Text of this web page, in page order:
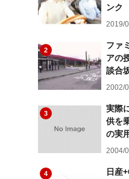
ンク
2019/
2
ファ
アの
談合
2002/
3
実際
供を
の実
2004/
4
日産